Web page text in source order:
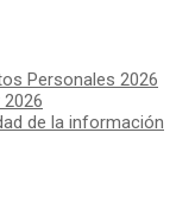
Personales 2026
de la información